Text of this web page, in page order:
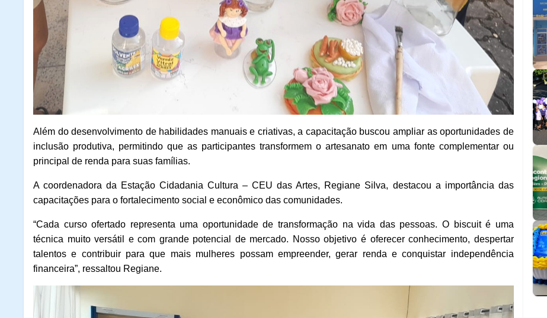
Além do desenvolvimento de habilidades manuais e criativas, a capacitação buscou ampliar as oportunidades de
inclusão produtiva, permitindo que as participantes transformem o artesanato em uma fonte complementar ou
principal de renda para suas famílias.
A coordenadora da Estação Cidadania Cultura– CEU das Artes, Regiane Silva, destacou a importância das
capacitações para o fortalecimento social e econômico das comunidades.
“Cada curso ofertado representa uma oportunidade de transformação na vida das pessoas. O biscuit é uma
técnica muito versátil e com grande potencial de mercado. Nosso objetivo é oferecer conhecimento, despertar
talentos e contribuir para que mais mulheres possam empreender, gerar renda e conquistar independência
financeira”, ressaltou Regiane.